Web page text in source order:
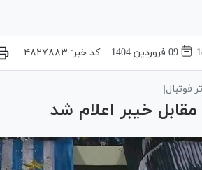
09 فروردين 1404 کد خبر: ۴۸۲۷۸۸۳
فوتبال|
خیبر اعلام شد